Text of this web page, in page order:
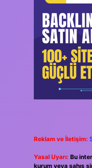
Reklam ve İletişim:
Yasal Uyarı: Bu
kurum veya şahıs